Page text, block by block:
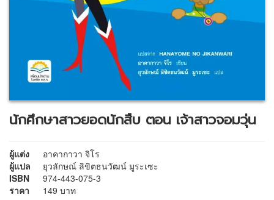
นักศึกษาสาวยอดนักสืบ ตอน เจ้าสาวจอมวุ่น
ผู้แต่ง
อาคากาวา จิโร
ผู้แปล
ยุวลักษณ์ ลิขิตธนวัฒน์ มูระเซะ
ISBN
974-443-075-3
ราคา
149 บาท